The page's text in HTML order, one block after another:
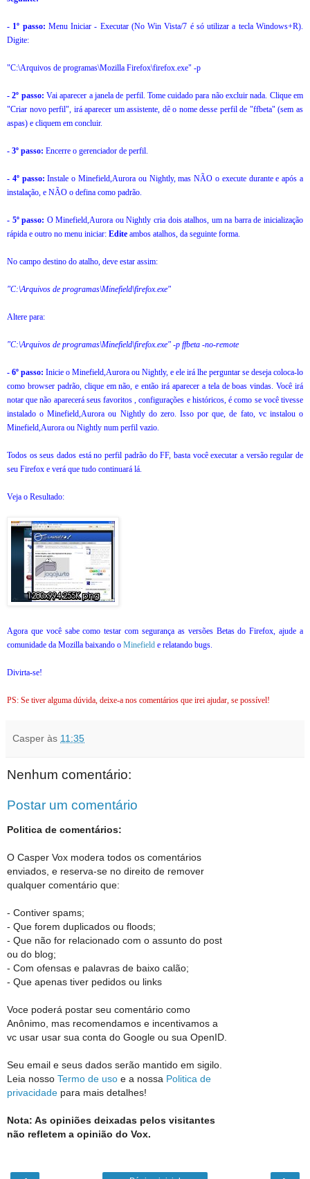
- 1º passo: Menu Iniciar - Executar (No Win Vista/7 é só utilizar a tecla Windows+R).
Digite:
"C:\Arquivos de programas\Mozilla Firefox\firefox.exe" -p
- 2º passo: Vai aparecer a janela de perfil. Tome cuidado para não excluir nada. Clique em
"Criar novo perfil", irá aparecer um assistente, dê o nome desse perfil de "ffbeta" (sem as
aspas) e cliquem em concluir.
- 3º passo: Encerre o gerenciador de perfil.
- 4º passo: Instale o Minefield,Aurora ou Nightly, mas NÃO o execute durante e após a
instalação, e NÃO o defina como padrão.
- 5º passo: O Minefield,Aurora ou Nightly cria dois atalhos, um na barra de inicialização
rápida e outro no menu iniciar: Edite ambos atalhos, da seguinte forma.
No campo destino do atalho, deve estar assim:
"C:\Arquivos de programas\Minefield\firefox.exe"
Altere para:
"C:\Arquivos de programas\Minefield\firefox.exe" -p ffbeta -no-remote
- 6º passo: Inicie o Minefield,Aurora ou Nightly, e ele irá lhe perguntar se deseja coloca-lo
como browser padrão, clique em não, e então irá aparecer a tela de boas vindas. Você irá
notar que não aparecerá seus favoritos , configurações e históricos, é como se você tivesse
instalado o Minefield,Aurora ou Nightlydo zero. Isso por que, de fato, vc instalou o
Minefield,Aurora ou Nightly num perfil vazio.
Todos os seus dados está no perfil padrão do FF, basta você executar a versão regular de
seu Firefox e verá que tudo continuará lá.
Veja o Resultado:
Agora que você sabe como testar com segurança as versões Betas do Firefox, ajude a
comunidade da Mozilla baixando o Minefield e relatando bugs.
Divirta-se!
PS: Se tiver alguma dúvida, deixe-a nos comentários que irei ajudar, se possível!
Casper às 11:35
Nenhum comentário:
Postar um comentário
Politica de comentários:
O Casper Vox modera todos os comentários
enviados, e reserva-se no direito de remover
qualquer comentário que:
- Contiver spams;
- Que forem duplicados ou floods;
- Que não for relacionado com o assunto do post
ou do blog;
- Com ofensas e palavras de baixo calão;
- Que apenas tiver pedidos ou links
Voce poderá postar seu comentário como
Anônimo, mas recomendamos e incentivamos a
vc usar usar sua conta do Google ou sua OpenID.
Seu email e seus dados serão mantido em sigilo.
Leia nosso Termo de uso e a nossa Politica de
privacidade para mais detalhes!
Nota: As opiniões deixadas pelos visitantes
não refletem a opinião do Vox.